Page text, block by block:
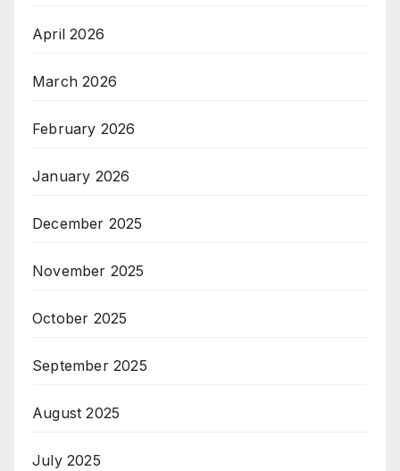
April 2026
March 2026
February 2026
January 2026
December 2025
November 2025
October 2025
September 2025
August 2025
July 2025